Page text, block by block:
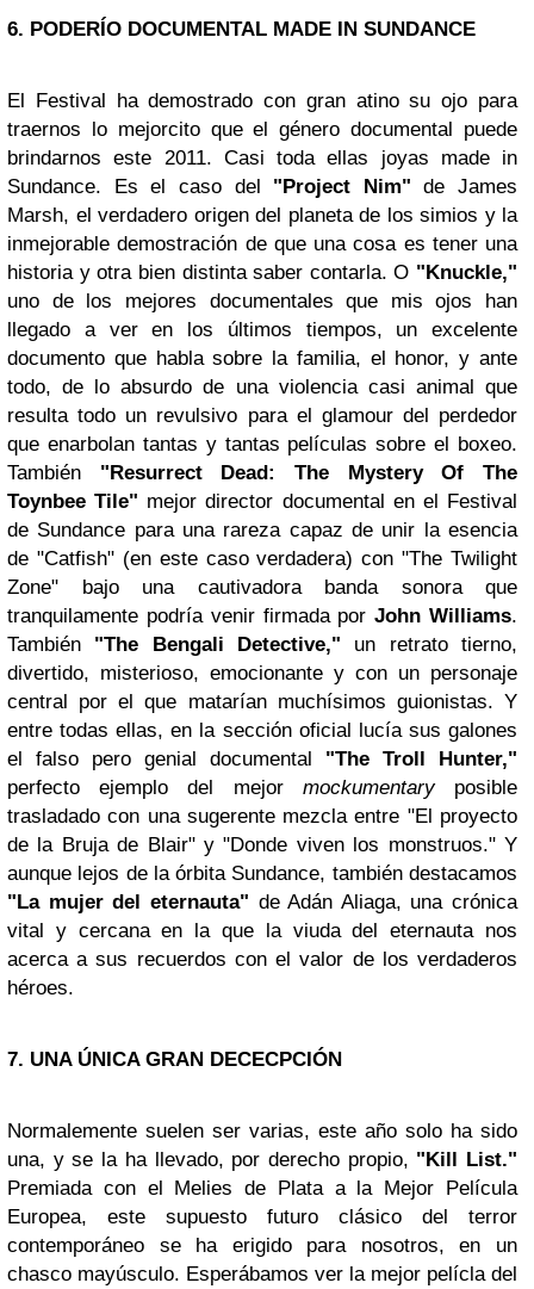
6. PODERÍO DOCUMENTAL MADE IN SUNDANCE
El Festival ha demostrado con gran atino su ojo para
traernos lo mejorcito que el género documental puede
brindarnos este 2011. Casi toda ellas joyas made in
Sundance. Es el caso del "Project Nim"de James
Marsh, el verdadero origen del planeta de los simios y la
inmejorable demostración de que una cosa es tener una
historia y otra bien distinta saber contarla. O "Knuckle,"
uno de los mejores documentales que mis ojos han
llegado a ver en los últimos tiempos, un excelente
documento que habla sobre la familia, el honor, y ante
todo, de lo absurdo de una violencia casi animal que
resulta todo un revulsivo para el glamour del perdedor
que enarbolan tantas y tantas películas sobre el boxeo.
También "Resurrect Dead: The Mystery Of The
Toynbee Tile" mejor director documental en el Festival
de Sundance para una rareza capaz de unir la esencia
de "Catfish" (en este caso verdadera) con "The Twilight
Zone" bajo una cautivadora banda sonora que
tranquilamente podría venir firmada porJohn Williams.
También "The Bengali Detective," un retrato tierno,
divertido, misterioso, emocionante y con un personaje
central por el que matarían muchísimos guionistas. Y
entre todas ellas, en la sección oficial lucía sus galones
el falso pero genial documental "The Troll Hunter,"
perfecto ejemplo del mejor mockumentaryposible
trasladado con una sugerente mezcla entre "El proyecto
de la Bruja de Blair" y "Donde viven los monstruos." Y
aunque lejos de la órbita Sundance, también destacamos
"La mujer del eternauta" de Adán Aliaga, una crónica
vital y cercana en la que la viuda del eternauta nos
acerca a sus recuerdos con el valor de los verdaderos
héroes.
7. UNA ÚNICA GRAN DECECPCIÓN
Normalemente suelen ser varias, este año solo ha sido
una, y se la ha llevado, por derecho propio, "Kill List."
Premiada con el Melies de Plata a la Mejor Película
Europea, este supuesto futuro clásico del terror
contemporáneo se ha erigido para nosotros, en un
chasco mayúsculo. Esperábamos ver la mejor pelícla del